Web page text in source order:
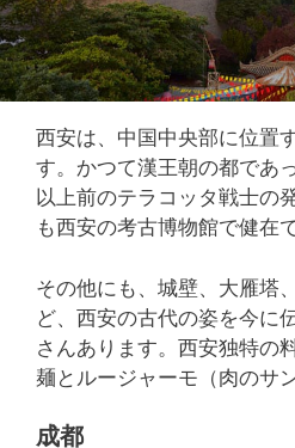
西安は、中国中央部に位置
す。かつて漢王朝の都であ
以上前のテラコッタ戦士の
も西安の考古博物館で健在で
その他にも、城壁、大雁塔
ど、西安の古代の姿を今に
さんあります。西安独特の
麺とルージャーモ（肉のサ
成都